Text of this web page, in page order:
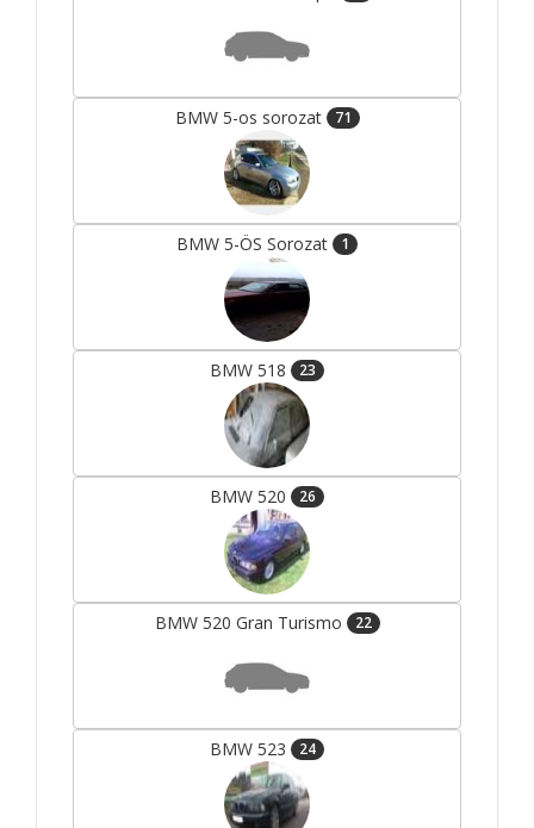
BMW 5-os sorozat 71
BMW 5-ÖS Sorozat 1
BMW 518 23
BMW 520 26
BMW 520 Gran Turismo 22
BMW 523 24